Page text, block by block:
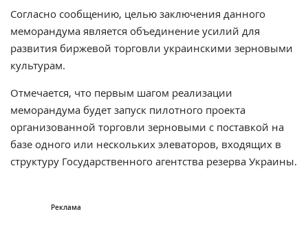
Согласно сообщению, целью заключения данного
меморандума является объединение усилий для
развития биржевой торговли украинскими зерновыми
культурам.
Отмечается, что первым шагом реализации
меморандума будет запуск пилотного проекта
организованной торговли зерновыми с поставкой на
базе одного или нескольких элеваторов, входящих в
структуру Государственного агентства резерва Украины.